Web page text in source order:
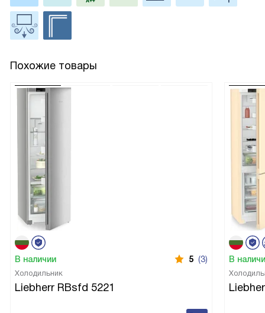
Похожие товары
В наличии 5 (3)
Холодильник
Liebherr RBsfd 5221
В